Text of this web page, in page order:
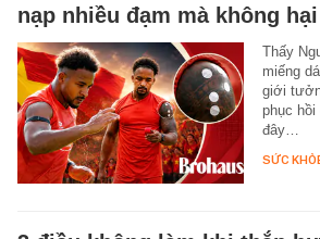
nạp nhiều đạm mà không
Thấy
miếng
giới
phục hồi
đây…
SỨC